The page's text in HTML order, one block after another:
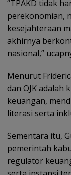
“TPAKD tidak
perekonomian,
kesejahteraan
akhirnya
nasional,”
Menurut
dan OJK adalah
keuangan,
literasi serta
Sementara itu,
pemerintah
regulator